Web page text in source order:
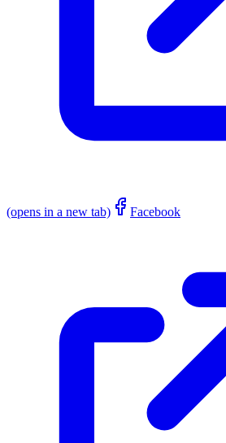
(opens in a new tab) Facebook